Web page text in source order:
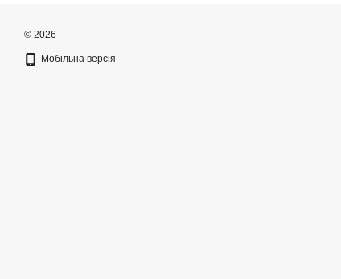
© 2026
Мобільна версія